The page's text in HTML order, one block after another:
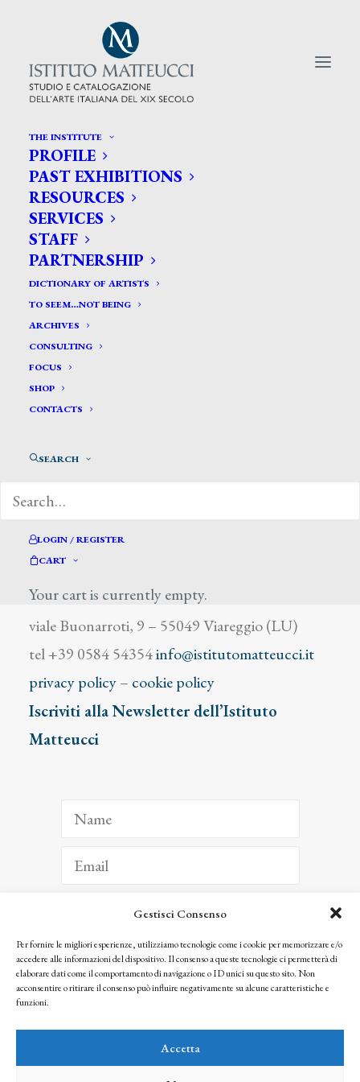
Gestisci Consenso
Per fornire le migliori esperienze, utilizziamo tecnologie come i cookie per memorizzare e/o
accedere alle informazioni del dispositivo. Il consenso a queste tecnologie ci permetterà di
elaborare dati come il comportamento di navigazione o ID unici su questo sito. Non
acconsentire o ritirare il consenso può influire negativamente su alcune caratteristiche e
funzioni.
Accetta
THE INSTITUTE
PROFILE
PAST EXHIBITIONS
RESOURCES
SERVICES
STAFF
PARTNERSHIP
DICTIONARY OF ARTISTS
TO SEEM…NOT BEING
ARCHIVES
CONSULTING
FOCUS
SHOP
CONTACTS
SEARCH
LOGIN / REGISTER
CART
Your cart is currently empty.
CERCA TRA GLI ARTISTI:
Search
for:
Vesser C.
Istituto Matteucci
viale Buonarroti, 9 – 55049 Viareggio (LU)
tel +39 0584 54354info@istitutomatteucci.it
privacy policy– cookie policy
Iscriviti alla Newsletter dell’Istituto
Matteucci
ISCRIVITI
Facendo clic per iscriverti, riconosci che le tue informazioni saranno trattate
seguendo la nostra Privacy Policy
© 2025 Istituto Matteucci. All right reserved
l’autorizzazione scritta dei proprietari dei diritti e dell’Istituto Matteucci